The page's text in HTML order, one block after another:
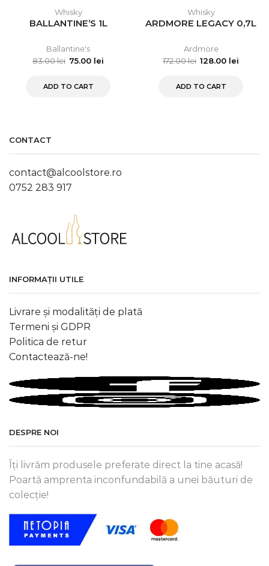
Whisky
BALLANTINE’S 1L
Ballantine's
83.00lei 75.00 lei
ADD TO CART
Whisky
ARDMORE LEGACY 0,7L
Ardmore
172.00lei 128.00 lei
ADD TO CART
CONTACT
contact@alcoolstore.ro
0752 283 917
INFORMAȚII UTILE
Livrare și modalități de plată
Termeni și GDPR
Politica de retur
Contactează-ne!
DESPRE NOI
Îți livrăm produsele preferate direct la tine acasă!
Poartă amprenta inconfundabilă a unei băuturi de
colecție!